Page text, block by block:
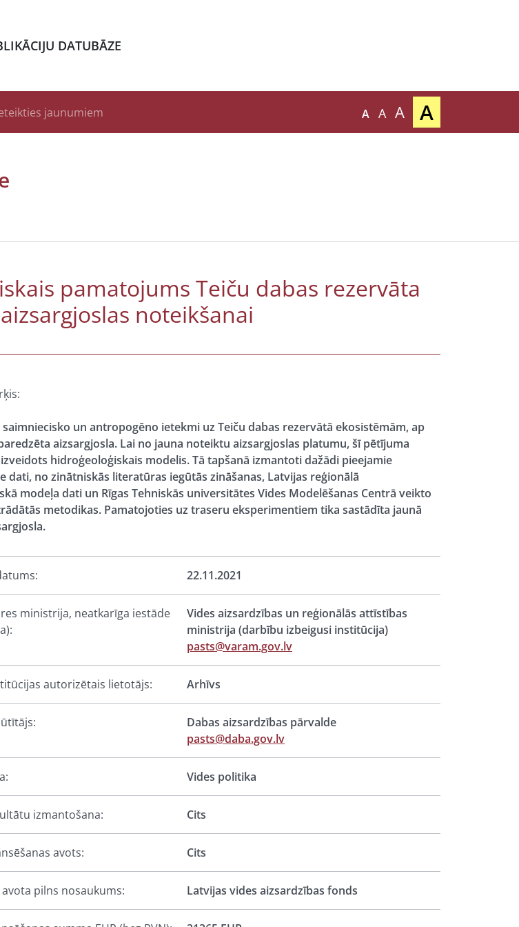
DATUBĀZE
jaunumiem A A A A
pamatojums Teiču dabas rezervāta
noteikšanai
un antropogēno ietekmi uz Teiču dabas rezervātā ekosistēmām, ap
aizsargjosla. Lai no jauna noteiktu aizsargjoslas platumu, šī pētījuma
hidroģeoloģiskais modelis. Tā tapšanā izmantoti dažādi pieejamie
dati, no zinātniskās literatūras iegūtās zināšanas, Latvijas reģionālā
modeļa dati un Rīgas Tehniskās universitātes Vides Modelēšanas Centrā veikto
metodikas. Pamatojoties uz traseru eksperimentiem tika sastādīta jaunā
22.11.2021
ministrija, neatkarīga iestāde
Vides aizsardzības un reģionālās attīstības
ministrija (darbību izbeigusi institūcija)
pasts@varam.gov.lv
autorizētais lietotājs: Arhīvs
Dabas aizsardzības pārvalde
pasts@daba.gov.lv
Vides politika
izmantošana: Cits
avots: Cits
pilns nosaukums: Latvijas vides aizsardzības fonds